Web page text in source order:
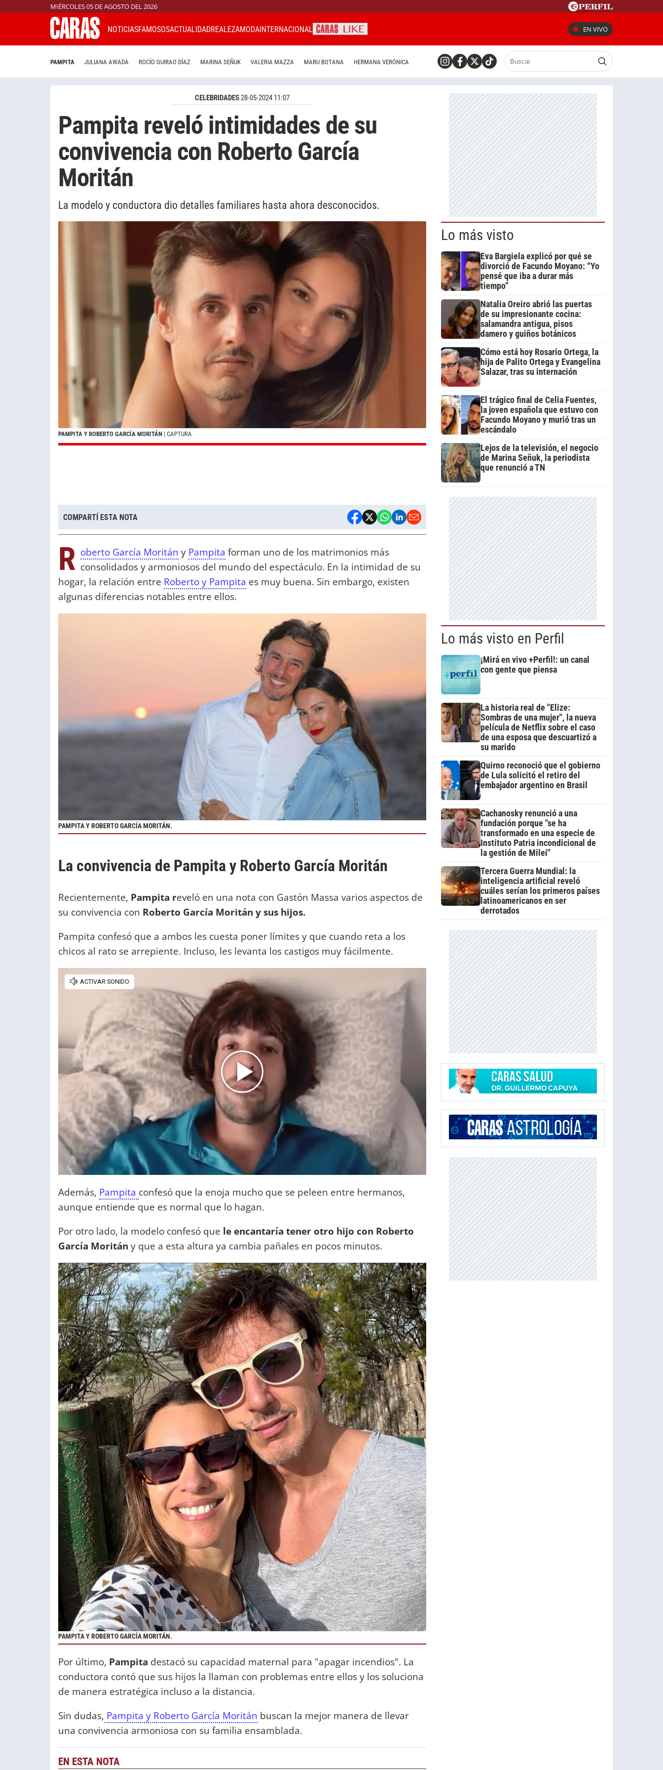
MIÉRCOLES 05 DE AGOSTO DEL 2026
NOTICIASFAMOSOSACTUALIDADREALEZAMODAINTERNACIONAL EN VIVO
PAMPITA JULIANA AWADA ROCÍO GUIRAO DÍAZ MARINA SEÑUK VALERIA MAZZA MARU BOTANA HERMANA VERÓNICA
CELEBRIDADES28-05-2024 11:07
Pampita reveló intimidades de su
convivencia con Roberto García
Moritán
La modelo y conductora dio detalles familiares hasta ahora desconocidos.
PAMPITA Y ROBERTO GARCÍA MORITÁN | CAPTURA
COMPARTÍ ESTA NOTA
R oberto García Moritán y Pampita forman uno de los matrimonios más
consolidados y armoniosos del mundo del espectáculo. En la intimidad de su
hogar, la relación entre Roberto y Pampita es muy buena. Sin embargo, existen
algunas diferencias notables entre ellos.
PAMPITA Y ROBERTO GARCÍA MORITÁN.
La convivencia de Pampita y Roberto García Moritán
Recientemente, Pampita reveló en una nota con Gastón Massa varios aspectos de
su convivencia con Roberto García Moritán y sus hijos.
Pampita confesó que a ambos les cuesta poner límites y que cuando reta a los
chicos al rato se arrepiente. Incluso, les levanta los castigos muy fácilmente.
Además, Pampita confesó que la enoja mucho que se peleen entre hermanos,
aunque entiende que es normal que lo hagan.
Por otro lado, la modelo confesó que le encantaría tener otro hijo con Roberto
García Moritán y que a esta altura ya cambia pañales en pocos minutos.
PAMPITA Y ROBERTO GARCÍA MORITÁN.
Por último, Pampita destacó su capacidad maternal para "apagar incendios". La
conductora contó que sus hijos la llaman con problemas entre ellos y los soluciona
de manera estratégica incluso a la distancia.
Sin dudas, Pampita y Roberto García Moritán buscan la mejor manera de llevar
una convivencia armoniosa con su familia ensamblada.
EN ESTA NOTA
Lo más visto
Eva Bargiela explicó por qué se
divorció de Facundo Moyano: “Yo
pensé que iba a durar más
tiempo”
Natalia Oreiro abrió las puertas
de su impresionante cocina:
salamandra antigua, pisos
damero y guiños botánicos
Cómo está hoy Rosario Ortega, la
hija de Palito Ortega y Evangelina
Salazar, tras su internación
El trágico final de Celia Fuentes,
la joven española que estuvo con
Facundo Moyano y murió tras un
escándalo
Lejos de la televisión, el negocio
de Marina Señuk, la periodista
que renunció a TN
Lo más visto en Perfil
¡Mirá en vivo +Perfil!: un canal
con gente que piensa
La historia real de "Elize:
Sombras de una mujer", la nueva
película de Netflix sobre el caso
de una esposa que descuartizó a
su marido
Quirno reconoció que el gobierno
de Lula solicitó el retiro del
embajador argentino en Brasil
Cachanosky renunció a una
fundación porque "se ha
transformado en una especie de
Instituto Patria incondicional de
la gestión de Milei"
Tercera Guerra Mundial: la
inteligencia artificial reveló
cuáles serían los primeros países
latinoamericanos en ser
derrotados